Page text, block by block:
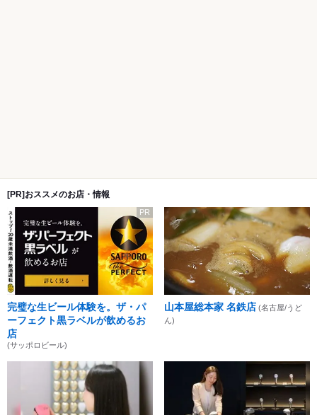
[PR]おススメのお店・情報
PR
完璧な生ビール体験を。ザ・パ
ーフェクト黒ラベルが飲めるお
店
(サッポロビール)
山本屋総本家 名鉄店 (名古屋/うど
ん)